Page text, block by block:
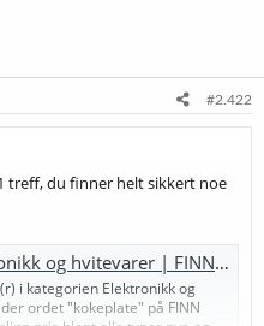
#2.422
treff, du finner helt sikkert noe
og hvitevarer | FINN Torget
i kategorien Elektronikk og
ordet "kokeplate" på FINN